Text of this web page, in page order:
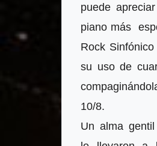
puede
piano más
Rock
su uso de
10/8.
Un alma